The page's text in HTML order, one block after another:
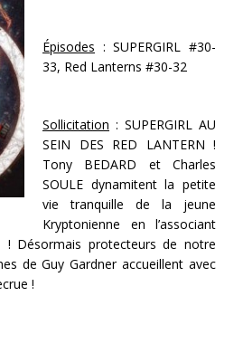
Épisodes : SUPERGIRL #30-
33, Red Lanterns #30-32
Sollicitation : SUPERGIRL AU
SEIN DES RED LANTERN !
Tony BEDARD et Charles
SOULE dynamitent la petite
vie tranquille de la jeune
Kryptonienne en l’associant
! Désormais protecteurs de notre
de Guy Gardner accueillent avec
!